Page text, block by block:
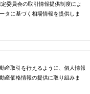
委員会の取引情報提供制度によ
タに基づく相場情報を提供しま
産取引を行えるように、個人情報
産価格情報の提供に取り組みま